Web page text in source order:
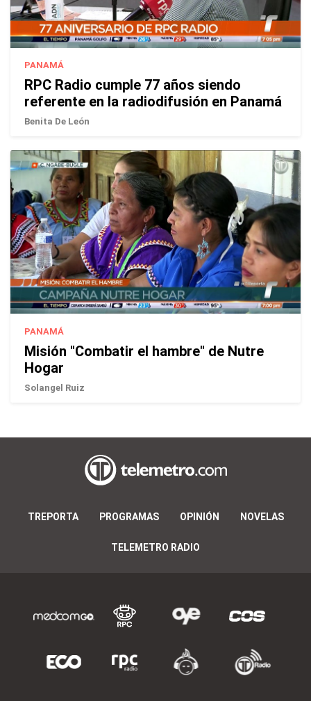
PANAMÁ
RPC Radio cumple 77 años siendo
referente en la radiodifusión en Panamá
Benita De León
PANAMÁ
Misión "Combatir el hambre" de Nutre
Hogar
Solangel Ruiz
TREPORTA PROGRAMAS OPINIÓN NOVELAS
TELEMETRO RADIO